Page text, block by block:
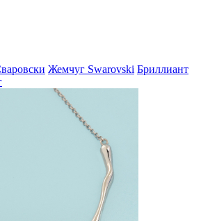
Жемчуг Swarovski Бриллиант